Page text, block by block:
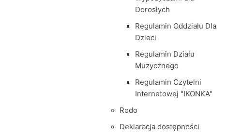
Dorosłych
Regulamin Oddziału Dla
Dzieci
Regulamin Działu
Muzycznego
Regulamin Czytelni
Internetowej "IKONKA"
Rodo
Deklaracja dostępności